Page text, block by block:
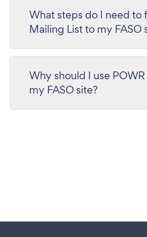
What steps do I need to
Mailing List to my FASO
Why should I use
my FASO site?